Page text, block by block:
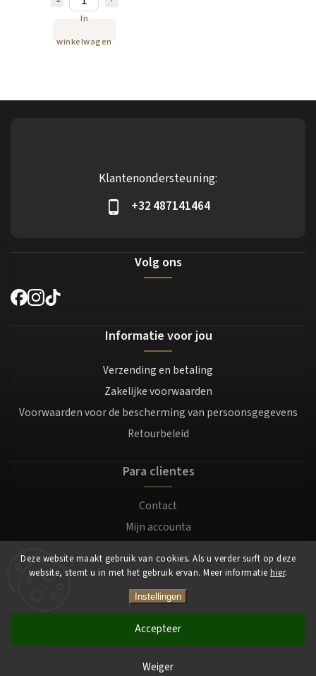
Deze website maakt gebruik van cookies. Als u verder surft op deze
website, stemt u in met het gebruik ervan. Meer informatie hier.
Instellingen
Weiger
Accepteer
In
winkelwagen
Klantenondersteuning:
+32 487141464
Volg ons
Informatie voor jou
Verzending en betaling
Zakelijke voorwaarden
Voorwaarden voor de bescherming van persoonsgegevens
Retourbeleid
Para clientes
Contact
Mijn accounta
Login
Mocafino.be. Alle rechten voorbehouden.